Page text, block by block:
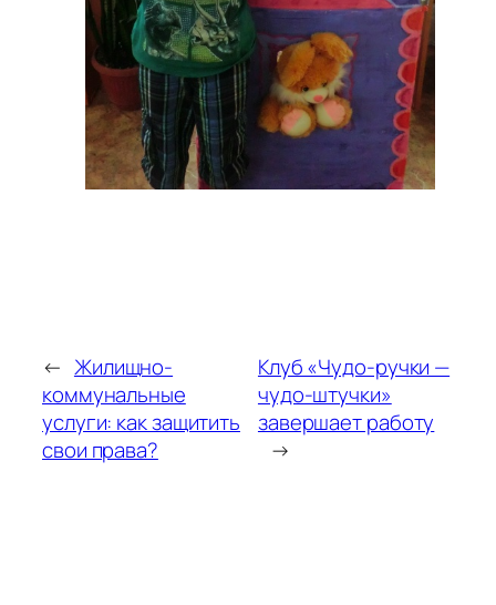
← Жилищно-
коммунальные
услуги: как защитить
свои права?
Клуб «Чудо-ручки —
чудо-штучки»
завершает работу
→